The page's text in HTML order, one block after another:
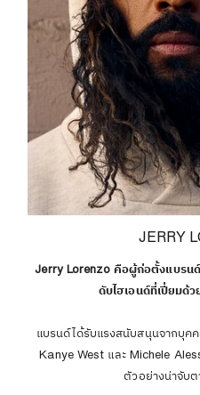
JERRY
Jerry Lorenzo คือผู้ก่อตั้งแบรน
ดับไฮเอนด์ที่เปี่ยมด้
แบรนด์ได้รับแรงสนับสนุนจากบุค
Kanye West และ Michele
ตัวอย่างน่าจับ